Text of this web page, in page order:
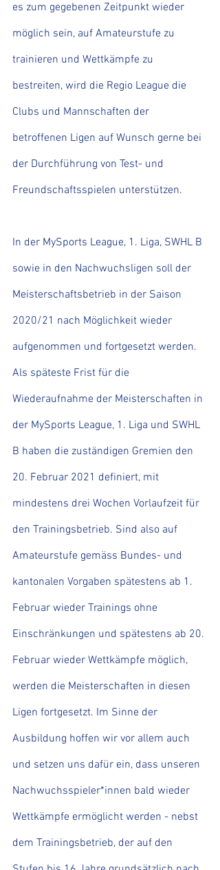
es zum gegebenen Zeitpunkt wieder
möglich sein, auf Amateurstufe zu
trainieren und Wettkämpfe zu
bestreiten, wird die Regio League die
Clubs und Mannschaften der
betroffenen Ligen auf Wunsch gerne bei
der Durchführung von Test- und
Freundschaftsspielen unterstützen.
In der MySports League, 1. Liga, SWHL B
sowie in den Nachwuchsligen soll der
Meisterschaftsbetrieb in der Saison
2020/21 nach Möglichkeit wieder
aufgenommen und fortgesetzt werden.
Als späteste Frist für die
Wiederaufnahme der Meisterschaften in
der MySports League, 1. Liga und SWHL
B haben die zuständigen Gremien den
20. Februar 2021 definiert, mit
mindestens drei Wochen Vorlaufzeit für
den Trainingsbetrieb. Sind also auf
Amateurstufe gemäss Bundes- und
kantonalen Vorgaben spätestens ab 1.
Februar wieder Trainings ohne
Einschränkungen und spätestens ab 20.
Februar wieder Wettkämpfe möglich,
werden die Meisterschaften in diesen
Ligen fortgesetzt. Im Sinne der
Ausbildung hoffen wir vor allem auch
und setzen uns dafür ein, dass unseren
Nachwuchsspieler*innen bald wieder
Wettkämpfe ermöglicht werden - nebst
dem Trainingsbetrieb, der auf den